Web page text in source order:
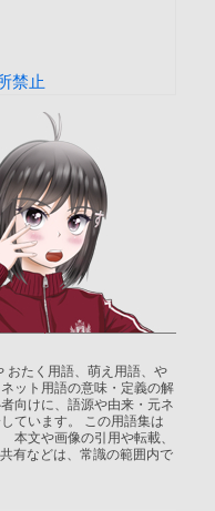
禁止
おたく用語、萌え用語、や
ット用語の意味・定義の解
向けに、語源や由来・元ネ
ています。 この用語集は
文や画像の引用や転載、
有などは、常識の範囲内で